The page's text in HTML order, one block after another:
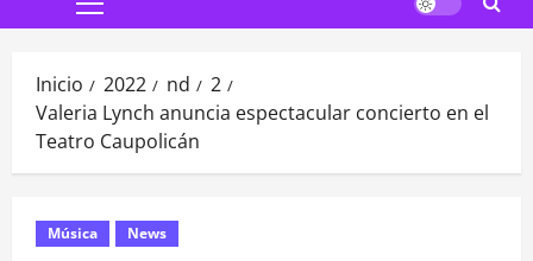
Menú
Inicio 2022 nd
2
Valeria Lynch anuncia espectacular concierto en el
Teatro Caupolicán
Música News